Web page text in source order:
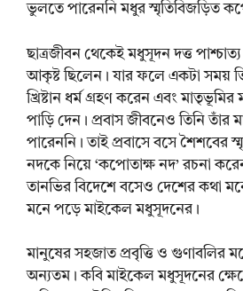
ভুলতে পারেননি মধুর স্মৃতিবিজড়িত
ছাত্রজীবন থেকেই মধুসূদন দত্ত
আকৃষ্ট ছিলেন। যার ফলে একটা সময়
খ্রিষ্টান ধর্ম গ্রহণ করেন এবং মাতৃভূমির
পাড়ি দেন। প্রবাস জীবনেও তিনি
পারেননি। তাই প্রবাসে বসে শৈশবের
নদকে নিয়ে ‘কপোতাক্ষ নদ’ রচনা
তানভির বিদেশে বসেও দেশের কথা
মনে পড়ে মাইকেল মধুসূদনের।
মানুষের সহজাত প্রবৃত্তি ও গুণাবলির
অন্যতম। কবি মাইকেল মধুসূদনের